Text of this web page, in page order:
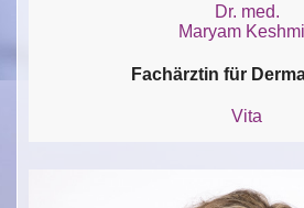
Dr. med.
Maryam
Fachärztin für
Vita